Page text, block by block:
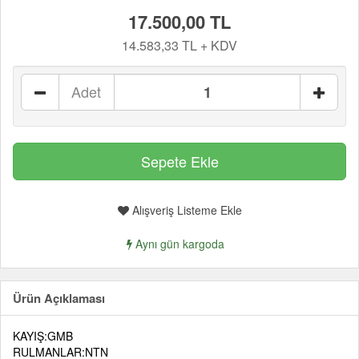
17.500,00 TL
14.583,33 TL + KDV
Adet
Alışveriş Listeme Ekle
Aynı gün kargoda
Ürün Açıklaması
KAYIŞ:GMB
RULMANLAR:NTN